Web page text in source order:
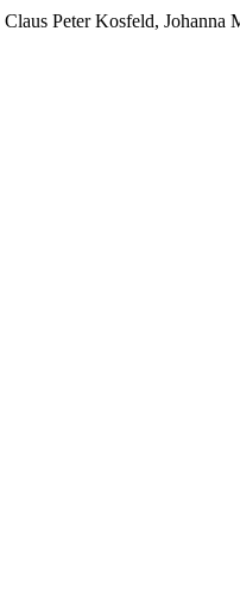
Claus Peter Kosfeld, Johanna